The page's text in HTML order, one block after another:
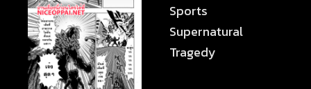
Sports
Supernatural
Tragedy